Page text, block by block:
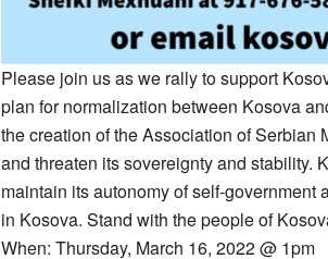
Please join us as we rally to support
plan for normalization between Kosova
the creation of the Association of Serbian
and threaten its sovereignty and stability.
maintain its autonomy of self-government
in Kosova. Stand with the people of
When: Thursday, March 16, 2022 @ 1pm